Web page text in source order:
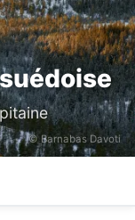
© Barnabas Davoti